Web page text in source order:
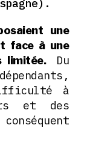
une
face à une
limitée.Du
à
et des